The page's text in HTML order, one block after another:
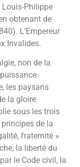
Philippe
obtenant de
L’Empereur
Invalides.
non de la
les paysans
la gloire
sous les trois
de la
fraternité »
la liberté du
le Code civil, la